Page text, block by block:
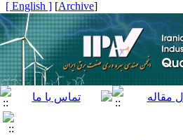
[
Archive
]
[ English ]